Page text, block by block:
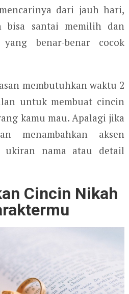
dari jauh hari,
bisa santai memilih dan
benar-benar cocok
membutuhkan waktu 2
untuk membuat cincin
kamu mau. Apalagi jika
menambahkan aksen
ukiran nama atau detail
Cincin Nikah